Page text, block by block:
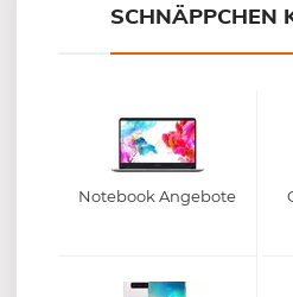
SCHNÄPPCHEN
Notebook Angebote